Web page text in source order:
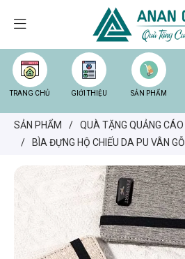
TRANG CHỦ GIỚI THIỆU SẢN PHẨM
SẢN PHẨM / QUÀ TẶNG QUẢNG CÁO
/
BÌA ĐỰNG HỘ CHIẾU DA PU VÂN GỖ